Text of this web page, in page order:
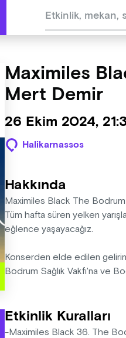
Maximiles
Mert Demir
26 Ekim 2024,
Halikarnassos
Hakkında
Maximiles Black The Bodrum
Tüm hafta süren yelken
eğlence yaşayacağız.
Konserden elde edilen gelirin
Bodrum Sağlık Vakfı'na ve
Etkinlik Kuralları
-Maximiles Black 36. The